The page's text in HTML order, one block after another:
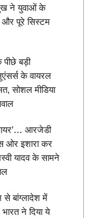
ने युवाओं के
और पूरे सिस्टम
बड़ी
के वायरल
सोशल मीडिया
आरजेडी
ओर इशारा कर
यादव के सामने
बांग्लादेश में
ने दिया ये